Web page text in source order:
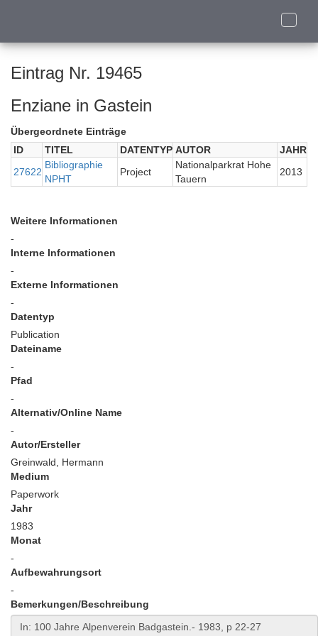
Toggle
Eintrag Nr. 19465
Enziane in Gastein
Übergeordnete Einträge
ID
TITEL DATENTYP AUTOR
JAHR
27622
Bibliographie
NPHT
Project
Nationalparkrat Hohe
Tauern
2013
Weitere Informationen
-
Interne Informationen
-
Externe Informationen
-
Datentyp
Publication
Dateiname
-
Pfad
-
Alternativ/Online Name
-
Autor/Ersteller
Greinwald, Hermann
Medium
Paperwork
Jahr
1983
Monat
-
Aufbewahrungsort
-
Bemerkungen/Beschreibung